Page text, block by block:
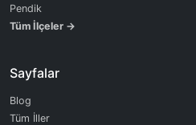
Pendik
Tüm İlçeler →
Sayfalar
Blog
Tüm İller